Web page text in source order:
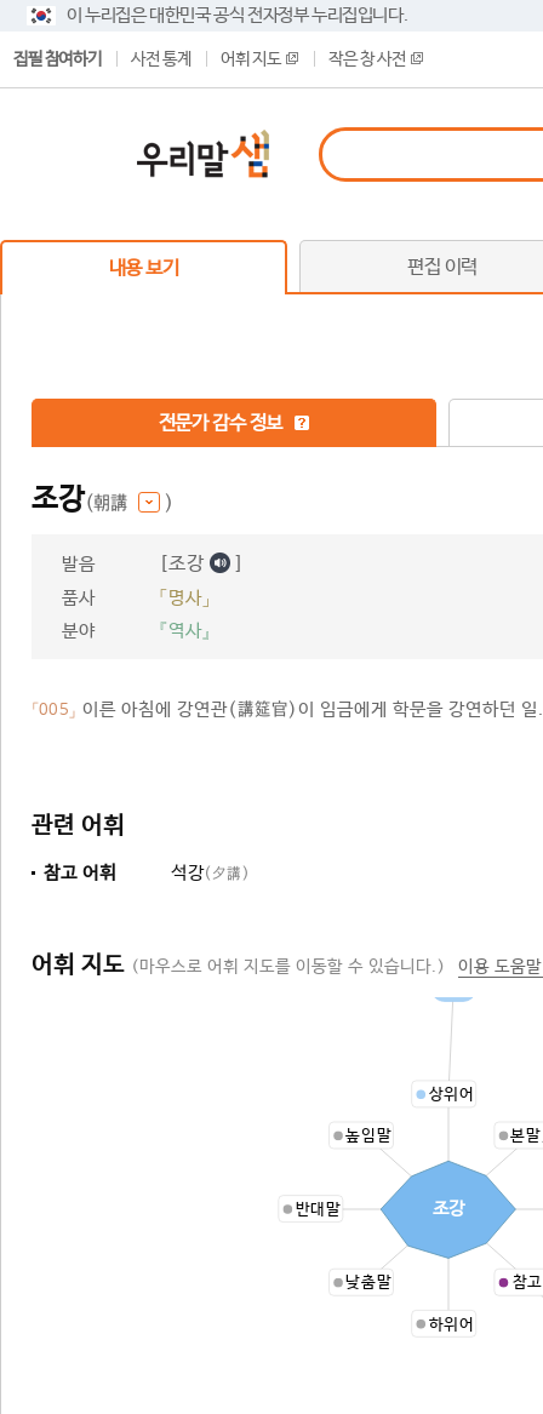
이 누리집은 대한민국 공식 전자정부 누리집입니다.
집필 참여하기 사전 통계 어휘 지도 작은 창 사전
내용 보기 편집 이력
전문가 감수 정보
조강(朝講 )
발음 [조강 ]
품사
「명사」
분야
『역사』
「005」 이른 아침에 강연관(講筵官)이 임금에게 학문을 강연하던 일.
관련 어휘
참고 어휘 석강(夕講)
어휘 지도 (마우스로 어휘 지도를 이동할 수 있습니다.) 이용 도움
상위어
본
참
하위어
낮춤말
반대말
높임말
조강